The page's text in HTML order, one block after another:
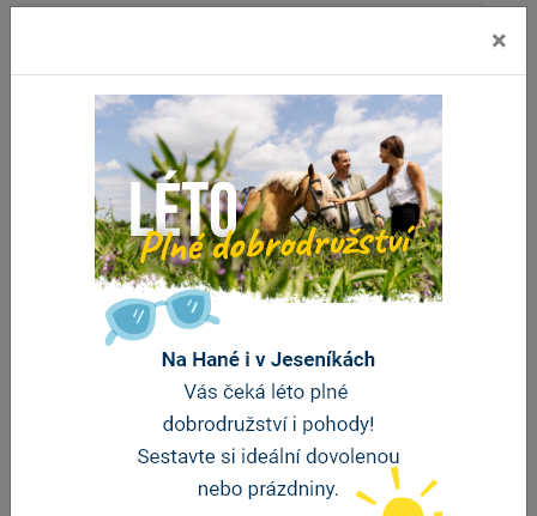
Penzion Myslivna
vzdálenost 5.5 km
×